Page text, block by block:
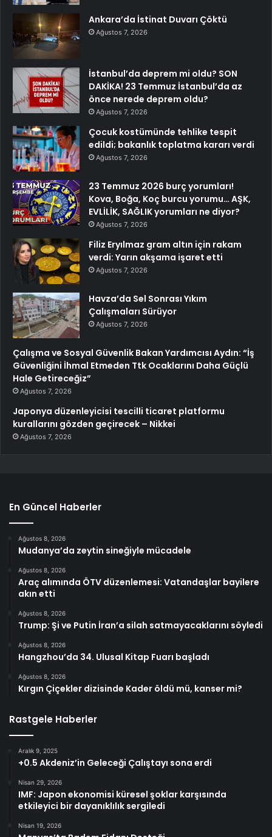
Ankara’da İstinat Duvarı Çöktü
Ağustos 7, 2026
İstanbul’da deprem mi oldu? SON
DAKİKA! 23 Temmuz İstanbul’da az
önce nerede deprem oldu?
Ağustos 7, 2026
Çocuk kostümünde tehlike tespit
edildi; bakanlık toplatma kararı verdi
Ağustos 7, 2026
23 Temmuz 2026 burç yorumları!
Kova, Boğa, Koç burcu yorumu… AŞK,
EVLİLİK, SAĞLIK yorumları ne diyor?
Ağustos 7, 2026
Filiz Eryılmaz gram altın için rakam
verdi: Yarın akşama işaret etti
Ağustos 7, 2026
Havza’da Sel Sonrası Yıkım
Çalışmaları Sürüyor
Ağustos 7, 2026
Çalışma ve Sosyal Güvenlik Bakan Yardımcısı Aydın: “İş
Güvenliğini İhmal Etmeden Ttk Ocaklarını Daha Güçlü
Hale Getireceğiz”
Ağustos 7, 2026
Japonya düzenleyicisi tescilli ticaret platformu
kurallarını gözden geçirecek – Nikkei
Ağustos 7, 2026
En Güncel Haberler
Ağustos 8, 2026
Mudanya’da zeytin sineğiyle mücadele
Ağustos 8, 2026
Araç alımında ÖTV düzenlemesi: Vatandaşlar bayilere
akın etti
Ağustos 8, 2026
Trump: Şi ve Putin İran’a silah satmayacaklarını söyledi
Ağustos 8, 2026
Hangzhou’da 34. Ulusal Kitap Fuarı başladı
Ağustos 8, 2026
Kırgın Çiçekler dizisinde Kader öldü mü, kanser mi?
Rastgele Haberler
Aralık 9, 2025
+0.5 Akdeniz’in Geleceği Çalıştayı sona erdi
Nisan 29, 2026
IMF: Japon ekonomisi küresel şoklar karşısında
etkileyici bir dayanıklılık sergiledi
Nisan 19, 2026